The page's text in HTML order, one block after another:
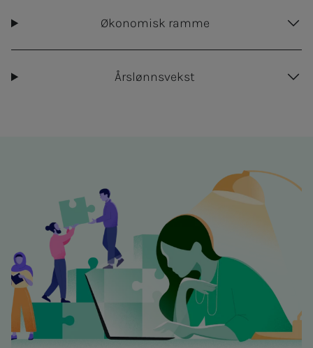
Økonomisk ramme
Årslønnsvekst